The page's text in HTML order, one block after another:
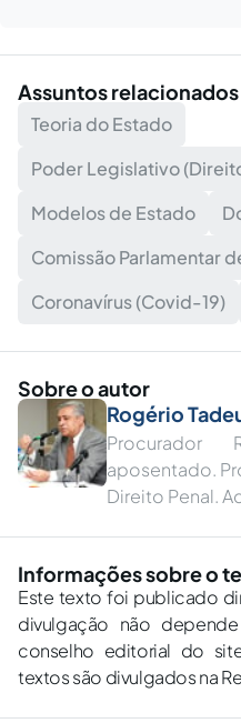
Assuntos relacionados
Teoria do Estado
Poder Legislativo
Modelos de Estado
Comissão Parlamentar
Coronavírus (Covid-19)
Sobre o autor
Rogério
Procurador
aposentado.
Direito Penal.
Informações sobre o
Este texto foi publicado
divulgação não
conselho editorial do
textos são divulgados na